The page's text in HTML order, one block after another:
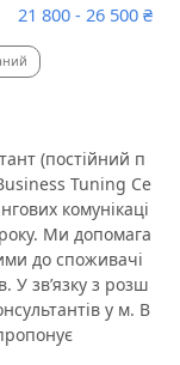
21 800 - 26 500 ₴
(постійний п
Tuning Ce
комунікаці
Ми допомага
до споживачі
У зв’язку з розш
у м. В